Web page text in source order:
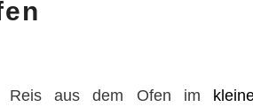
Reis aus dem Ofen im